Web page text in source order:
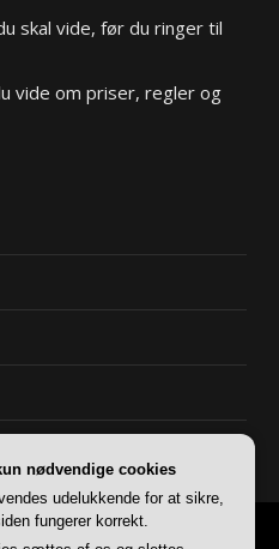
skal vide, før du ringer til
vide om priser, regler og
nødvendige cookies
udelukkende for at sikre,
fungerer korrekt.